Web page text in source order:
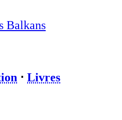
Balkans
⋅ Livres